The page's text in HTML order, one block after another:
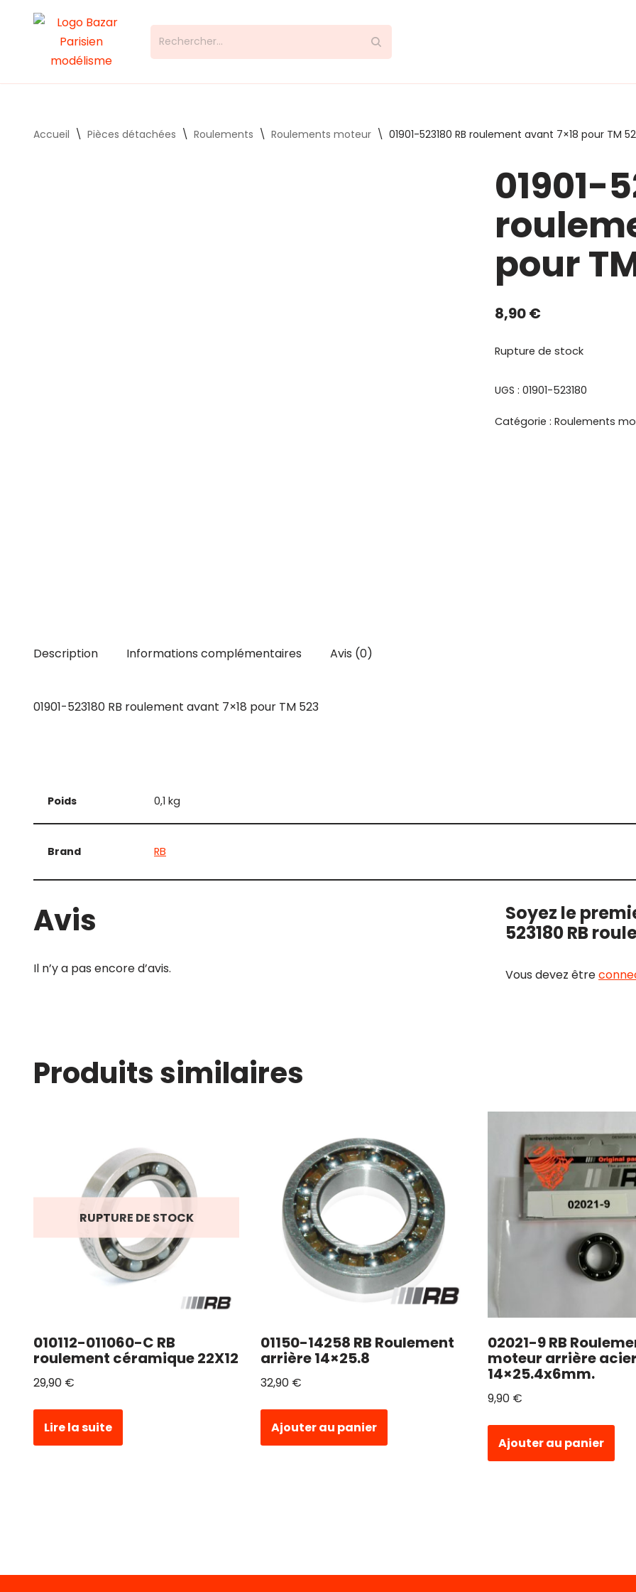
Accueil \ Pièces détachées \ Roulements \ Roulements moteur \ 01901-523180 RB roulement avant 7×18 pour TM
01901-
pour
8,90€
Rupture de stock
UGS : 01901-523180
Catégorie : Roulements
Description Informations complémentaires Avis (0)
01901-523180 RB roulement avant 7×18 pour TM 523
Poids 0,1 kg
Brand RB
Avis
Il n’y a pas encore d’avis.
Soyez le
523180 RB
Vous devez être
Produits similaires
RUPTURE DE STOCK
010112-011060-C RB
roulement céramique 22X12
29,90 €
Lire la suite
01150-14258 RB Roulement
arrière 14×25.8
32,90 €
Ajouter au panier
02021-9 RB
moteur arrière
14×25.4x6mm.
9,90 €
Ajouter au panier